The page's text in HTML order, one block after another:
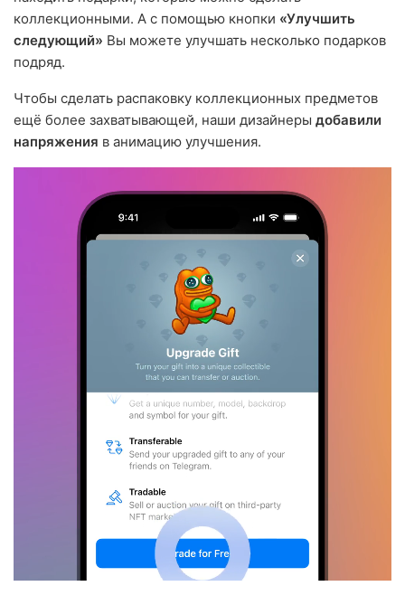
коллекционными. А с помощью кнопки «Улучшить
следующий» Вы можете улучшать несколько подарков
подряд.
Чтобы сделать распаковку коллекционных предметов
ещё более захватывающей, наши дизайнеры добавили
напряжения в анимацию улучшения.